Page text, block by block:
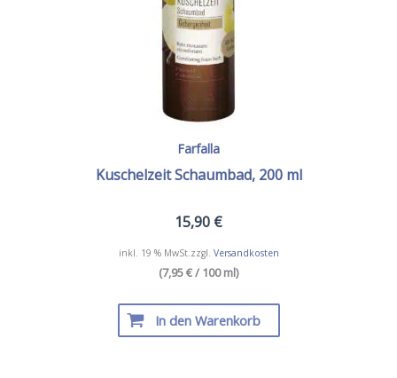
Farfalla
Kuschelzeit Schaumbad, 200 ml
15,90 €
inkl. 19 % MwSt. zzgl. Versandkosten
(7,95 € / 100 ml)
In den Warenkorb